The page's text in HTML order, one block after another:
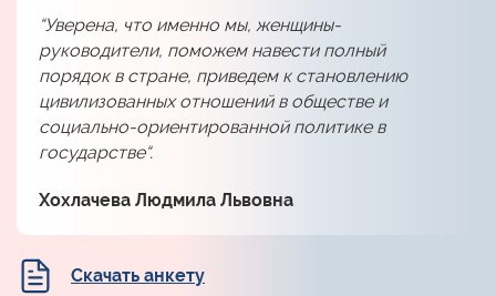
“Уверена, что именно мы, женщины-
руководители, поможем навести полный
порядок в стране, приведем к становлению
цивилизованных отношений в обществе и
социально-ориентированной политике в
государстве“.
Хохлачева Людмила Львовна
Скачать анкету